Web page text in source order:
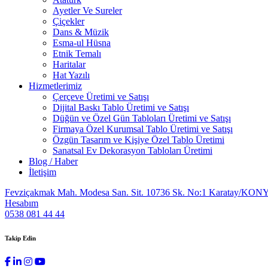
Ayetler Ve Sureler
Çiçekler
Dans & Müzik
Esma-ul Hüsna
Etnik Temalı
Haritalar
Hat Yazılı
Hizmetlerimiz
Çerçeve Üretimi ve Satışı
Dijital Baskı Tablo Üretimi ve Satışı
Düğün ve Özel Gün Tabloları Üretimi ve Satışı
Firmaya Özel Kurumsal Tablo Üretimi ve Satışı
Özgün Tasarım ve Kişiye Özel Tablo Üretimi
Sanatsal Ev Dekorasyon Tabloları Üretimi
Blog / Haber
İletişim
Fevziçakmak Mah. Modesa San. Sit. 10736 Sk. No:1 Karatay/
Hesabım
0538 081 44 44
Takip Edin